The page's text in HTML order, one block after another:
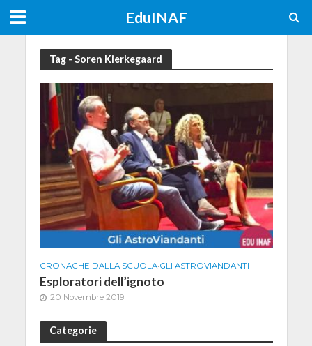
EduINAF
Tag - Soren Kierkegaard
CRONACHE DALLA SCUOLA•GLI ASTROVIANDANTI
Esploratori dell’ignoto
20 Novembre 2019
Categorie